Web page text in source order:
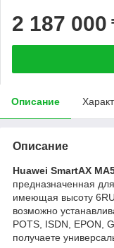
2 187 000
Описание
Описание
Huawei SmartAX
предназначенная
имеющая высоту
возможно
POTS, ISDN, EPON,
получаете